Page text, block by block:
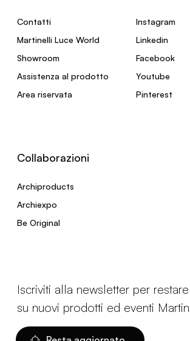
Contatti
Martinelli Luce World
Showroom
Assistenza al prodotto
Area riservata
Instagram
Linkedin
Facebook
Youtube
Pinterest
Collaborazioni
Archiproducts
Archiexpo
Be Original
Iscriviti alla newsletter per
su nuovi prodotti ed eventi